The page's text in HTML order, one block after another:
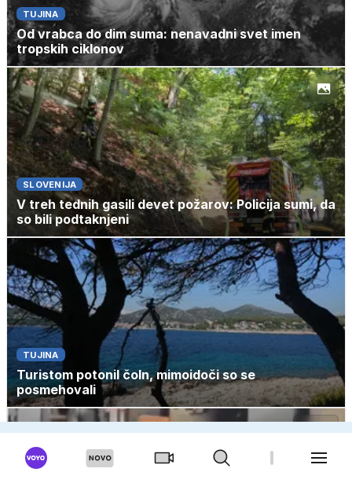
TUJINA
Od vrabca do dim suma: nenavadni svet imen
tropskih ciklonov
SLOVENIJA
V treh tednih gasili devet požarov: Policija sumi, da
so bili podtaknjeni
TUJINA
Turistom potonil čoln, mimoidoči so se
posmehovali